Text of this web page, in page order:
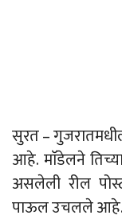
सुरत –
आहे. माॅडेलने
असलेली रील
पाऊल उचलले आहे.